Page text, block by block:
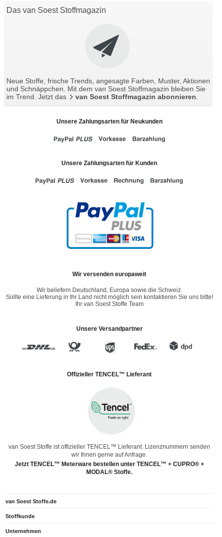
Das van Soest Stoffmagazin
Neue Stoffe, frische Trends, angesagte Farben, Muster, Aktionen
und Schnäppchen. Mit dem van Soest Stoffmagazin bleiben Sie
im Trend. Jetzt das
van Soest Stoffmagazin abonnieren.
Unsere Zahlungsarten für Neukunden
Unsere Zahlungsarten für Kunden
Wir versenden europaweit
Wir beliefern Deutschland, Europa sowie die Schweiz.
Sollte eine Lieferung in Ihr Land nicht möglich sein kontaktieren Sie uns bitte!
Ihr van Soest Stoffe Team
Unsere Versandpartner
Offizieller TENCEL™ Lieferant
van Soest Stoffe ist offizieller TENCEL™ Lieferant. Lizenznummern senden
wir Ihnen gerne auf Anfrage.
Jetzt TENCEL™ Meterware bestellen unter TENCEL™ + CUPRO® +
MODAL® Stoffe.
van Soest Stoffe.de
Stoffkunde
Unternehmen